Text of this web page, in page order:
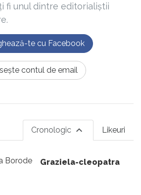
fi unul dintre editorialiștii
te cu Facebook
contul de email
Likeuri
Cronologic
Graziela-cleopatra